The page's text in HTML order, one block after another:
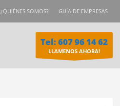
¿QUIÉNES SOMOS? GUÍA DE EMPRESAS
Tel: 607 96 14 62
LLAMENOS AHORA!